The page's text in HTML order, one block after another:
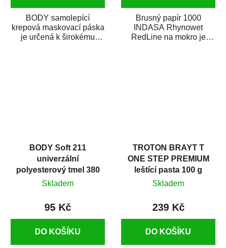
BODY samolepící
krepová maskovací páska
je určená k širokému
Brusný papír 1000
INDASA Rhynowet
RedLine na mokro je
BODY Soft 211
univerzální
polyesterový tmel 380
g
Skladem
95 Kč
DO KOŠÍKU
TROTON BRAYT T
ONE STEP PREMIUM
leštící pasta 100 g
Skladem
239 Kč
DO KOŠÍKU